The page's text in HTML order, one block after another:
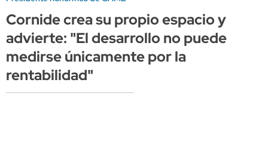
Cornide crea su propio espacio y
advierte: "El desarrollo no puede
medirse únicamente por la
rentabilidad"